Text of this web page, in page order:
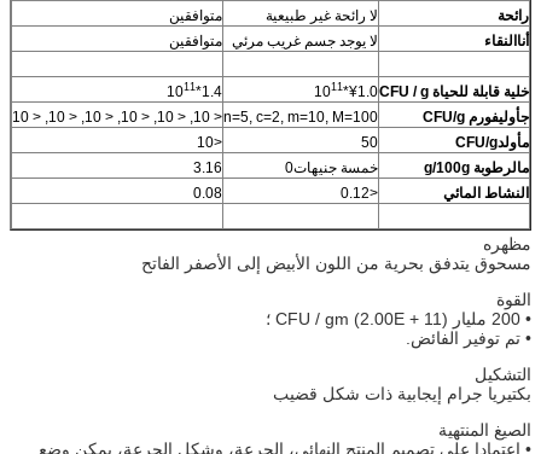
رائحة
لا رائحة غير طبيعية
متوافقين
أناالنقاء لا يوجد جسم غريب مرئي متوافقين
خلية قابلة للحياة CFU / g ¥1.0*10
11
1.4*10
11
جأوليفورم CFU/g n=5, c=2, m=10, M=100
< 10, < 10, < 10, < 10, < 10, < 10
مأولدCFU/g
50
<10
مالرطوبة g /100g خمسة جنيهات0
3.16
النشاط المائي
<0.12
0.08
مظهره
مسحوق يتدفق بحرية من اللون الأبيض إلى الأصفر الفاتح
القوة
• 200 مليار (2.00E + 11) CFU / gm ؛
• تم توفير الفائض.
التشكيل
بكتيريا جرام إيجابية ذات شكل قضيب
الصيغ المنتهية
• اعتمادا على تصميم المنتج النهائي، الجرعة، وشكل الجرعة، يمكن وضع